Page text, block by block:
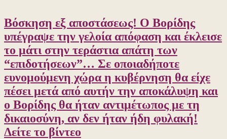
Βόσκηση εξ αποστάσεως! Ο Βορίδης
υπέγραψε την γελοία απόφαση και έκλεισε
το μάτι στην τεράστια απάτη των
“επιδοτήσεων”… Σε οποιαδήποτε
ευνομούμενη χώρα η κυβέρνηση θα είχε
πέσει μετά από αυτήν την αποκάλυψη και
ο Βορίδης θα ήταν αντιμέτωπος με τη
δικαιοσύνη, αν δεν ήταν ήδη φυλακή!
Δείτε το βίντεο